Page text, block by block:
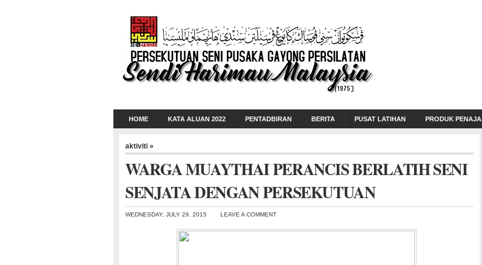
HOME KATA ALUAN 2022 PENTADBIRAN BERITA PUSAT LATIHAN PRODUK PENAJA
aktiviti »
WARGA MUAYTHAI PERANCIS BERLATIH SENI
SENJATA DENGAN PERSEKUTUAN
WEDNESDAY, JULY 29, 2015 LEAVE A COMMENT